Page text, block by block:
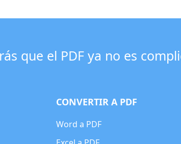
que el PDF ya no es
CONVERTIR A PDF
Word a PDF